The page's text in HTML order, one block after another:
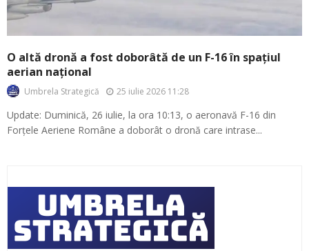
O altă dronă a fost doborâtă de un F-16 în spațiul
aerian național
Umbrela Strategică 25 iulie 2026 11:28
Update: Duminică, 26 iulie, la ora 10:13, o aeronavă F-16 din
Forțele Aeriene Române a doborât o dronă care intrase...